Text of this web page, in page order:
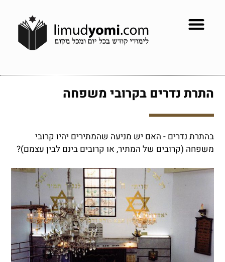
התרת נדרים בקרובי משפחה
בהתרת נדרים - האם יש מניעה שהמתירים יהיו קרובי
משפחה (קרובים של המתיר, או קרובים בינם לבין עצמם)?